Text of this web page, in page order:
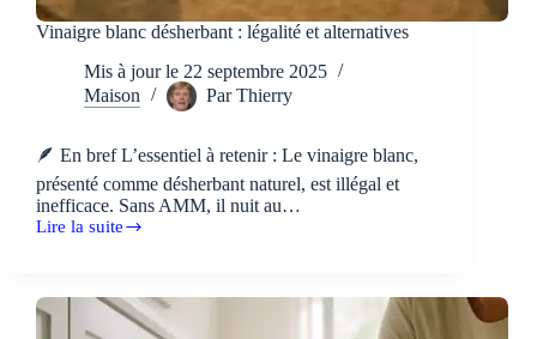
Vinaigre blanc désherbant : légalité et alternatives
Mis à jour le 22 septembre 2025
Maison
Par Thierry
🪶 En bref L’essentiel à retenir : Le vinaigre blanc,
présenté comme désherbant naturel, est illégal et
inefficace. Sans AMM, il nuit au…
Lire la suite
Vinaigre
:
légalité